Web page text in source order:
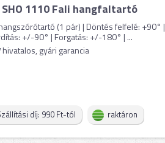
1110 Fali hangfaltartó
(1 pár) | Döntés felfelé:
+/-90° | Forgatás: +/-180° | ...
hivatalos, gyári garancia
díj: 990 Ft-tól raktáron